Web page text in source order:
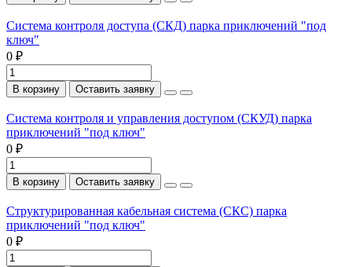
Система контроля доступа (СКД) парка приключений "под
ключ"
0 ₽
В корзину Оставить заявку
Система контроля и управления доступом (СКУД) парка
приключений "под ключ"
0 ₽
В корзину Оставить заявку
Структурированная кабельная система (СКС) парка
приключений "под ключ"
0 ₽